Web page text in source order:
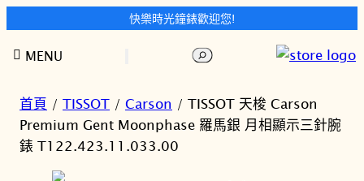
快樂時光鐘錶歡迎您!
至
搜
MENU
首頁 / TISSOT / Carson / TISSOT 天梭 Carson
Premium Gent Moonphase 羅馬銀 月相顯示三針腕
錶 T122.423.11.033.00